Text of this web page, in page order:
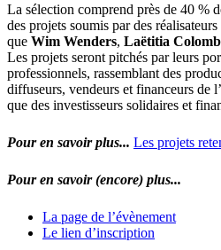
La sélection comprend près de 40 %
des projets soumis par des
que Wim Wenders, Laëtitia
Les projets seront pitchés par leurs
professionnels, rassemblant des
diffuseurs, vendeurs et financeurs de
que des investisseurs solidaires et
Pour en savoir plus... Les projets
Pour en savoir (encore) plus...
La page de l’évènement
Le lien d’inscription